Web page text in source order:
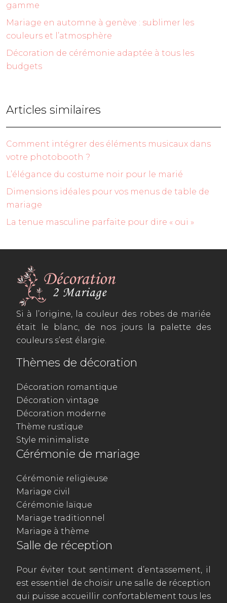
gamme
Mariage en automne à genève : sublimer les
couleurs et l’atmosphère
Décoration de cérémonie adaptée à tous les
budgets
Articles similaires
Comment intégrer des éléments musicaux dans
votre photobooth ?
L’élégance du costume noir pour le marié
Dimensions idéales pour vos menus de table de
mariage
La tenue masculine parfaite pour dire « oui »
Si à l’origine, la couleur des robes de mariée
était le blanc, de nos jours la palette des
couleurs s’est élargie.
Thèmes de décoration
Décoration romantique
Décoration vintage
Décoration moderne
Thème rustique
Style minimaliste
Cérémonie de mariage
Cérémonie religieuse
Mariage civil
Cérémonie laïque
Mariage traditionnel
Mariage à thème
Salle de réception
Pour éviter tout sentiment d’entassement, il
est essentiel de choisir une salle de réception
qui puisse accueillir confortablement tous les